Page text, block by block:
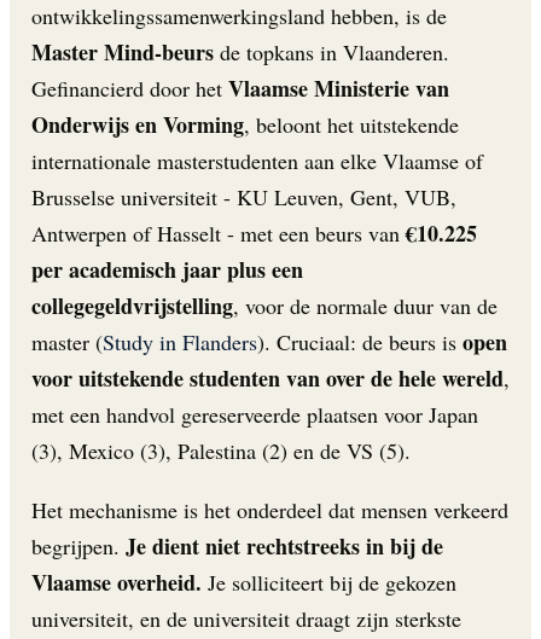
ontwikkelingssamenwerkingsland hebben, is de
Master Mind-beurs de topkans in Vlaanderen.
Gefinancierd door het Vlaamse Ministerie van
Onderwijs en Vorming, beloont het uitstekende
internationale masterstudenten aan elke Vlaamse of
Brusselse universiteit - KU Leuven, Gent, VUB,
Antwerpen of Hasselt - met een beurs van€10.225
per academisch jaar plus een
collegegeldvrijstelling, voor de normale duur van de
master (Study in Flanders). Cruciaal: de beurs is open
voor uitstekende studenten van over de hele wereld,
met een handvol gereserveerde plaatsen voor Japan
(3), Mexico (3), Palestina (2) en de VS (5).
Het mechanisme is het onderdeel dat mensen verkeerd
begrijpen. Je dient niet rechtstreeks in bij de
Vlaamse overheid. Je solliciteert bij de gekozen
universiteit, en de universiteit draagt zijn sterkste